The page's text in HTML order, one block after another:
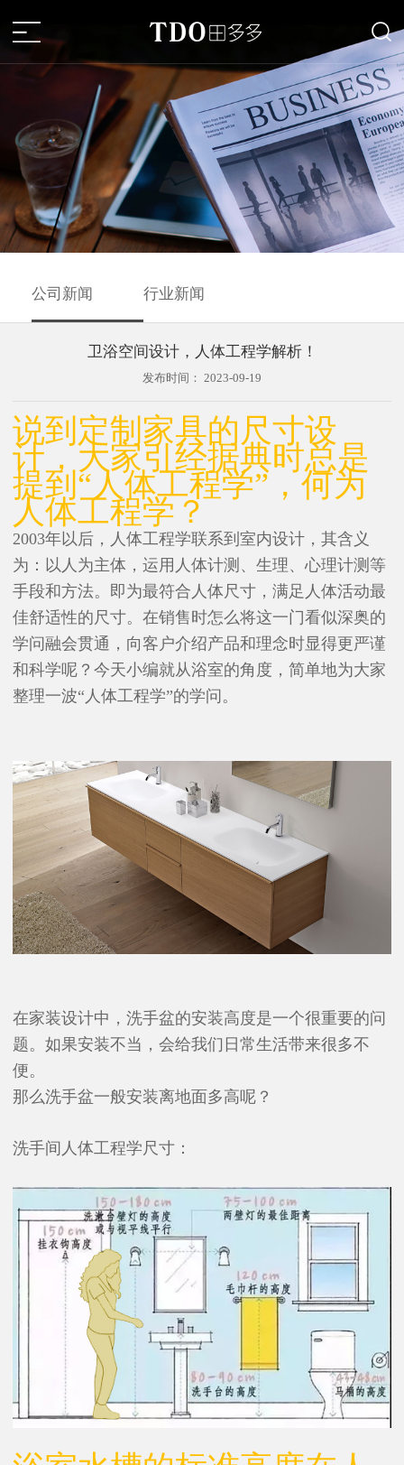
公司新闻 行业新闻
卫浴空间设计，人体工程学解析！
发布时间： 2023-09-19
说到定制家具的尺寸设
计，大家引经据典时总是
提到“人体工程学”，何为
人体工程学？
2003年以后，人体工程学联系到室内设计，其含义
为：以人为主体，运用人体计测、生理、心理计测等
手段和方法。即为最符合人体尺寸，满足人体活动最
佳舒适性的尺寸。在销售时怎么将这一门看似深奥的
学问融会贯通，向客户介绍产品和理念时显得更严谨
和科学呢？今天小编就从浴室的角度，简单地为大家
整理一波“人体工程学”的学问。
在家装设计中，洗手盆的安装高度是一个很重要的问
题。如果安装不当，会给我们日常生活带来很多不
便。
那么洗手盆一般安装离地面多高呢？
洗手间人体工程学尺寸：